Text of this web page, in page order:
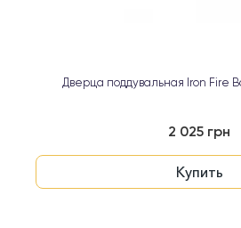
Дверца поддувальная Iron Fire
2 025 грн
Купить